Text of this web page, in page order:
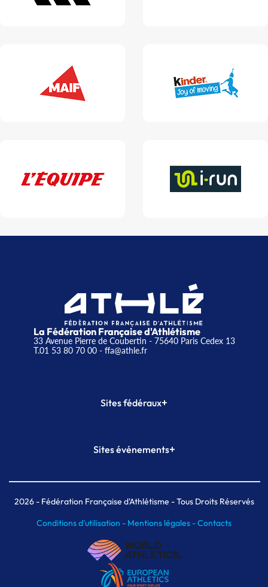
La Fédération Française d'Athlétisme
33 Avenue Pierre de Coubertin - 75640 Paris Cedex 13
T.01 53 80 70 00- ffa@athle.fr
Sites fédéraux+
Plateforme Formation
Sites événements+
Meeting de Paris indoor
MAIF Ekiden de Paris
2026- Fédération Française d'Athlétisme - Tous Droits Réservés
Conditions d'utilisation - Mentions légales -Contacts